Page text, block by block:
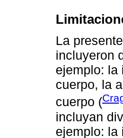
La
incluyeron
ejemplo: la
cuerpo, la
cuerpo (
incluyan
ejemplo: la